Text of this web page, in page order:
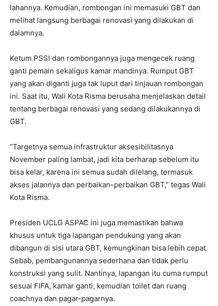
lahannya. Kemudian, rombongan ini memasuki GBT dan
melihat langsung berbagai renovasi yang dilakukan di
dalamnya.
Ketum PSSI dan rombongannya juga mengecek ruang
ganti pemain sekaligus kamar mandinya. Rumput GBT
yang akan diganti juga tak luput dari tinjauan rombongan
ini. Saat itu, Wali Kota Risma berusaha menjelaskan detail
tentang berbagai renovasi yang sedang dilakukannya di
GBT.
“Targetnya semua infrastruktur aksesibilitasnya
November paling lambat, jadi kita berharap sebelum itu
bisa kelar, karena ini semua sudah dilelang, termasuk
akses jalannya dan perbaikan-perbaikan GBT,” tegas Wali
Kota Risma.
Presiden UCLG ASPAC ini juga memastikan bahwa
khusus untuk tiga lapangan pendukung yang akan
dibangun di sisi utara GBT, kemungkinan bisa lebih cepat.
Sebab, pembangunannya sederhana dan tidak perlu
konstruksi yang sulit. Nantinya, lapangan itu cuma rumput
sesuai FIFA, kamar ganti, kemudian toilet dan ruang
coachnya dan pagar-pagarnya.